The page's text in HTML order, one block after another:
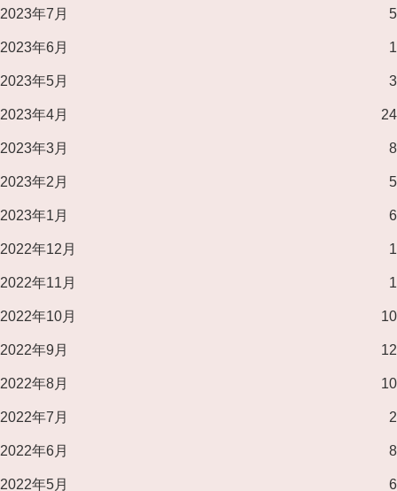
2023年7月 5
2023年6月 1
2023年5月 3
2023年4月 24
2023年3月 8
2023年2月 5
2023年1月 6
2022年12月 1
2022年11月 1
2022年10月 10
2022年9月 12
2022年8月 10
2022年7月 2
2022年6月 8
2022年5月 6